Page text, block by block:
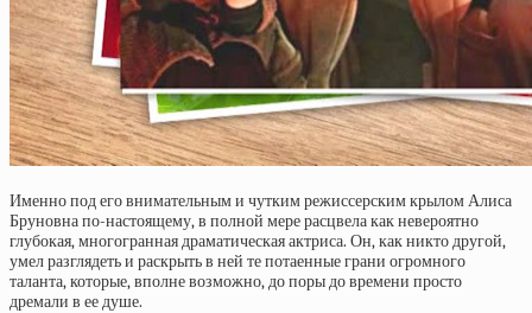
Именно под его внимательным и чутким режиссерским крылом Алиса
Бруновна по-настоящему, в полной мере расцвела как невероятно
глубокая, многогранная драматическая актриса. Он, как никто другой,
умел разглядеть и раскрыть в ней те потаенные грани огромного
таланта, которые, вполне возможно, до поры до времени просто
дремали в ее душе.